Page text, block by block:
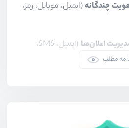
چندگانه(ایمیل، موبایل، رمز،
اعلان‌ها
(ایمیل، SMS،
مطلب